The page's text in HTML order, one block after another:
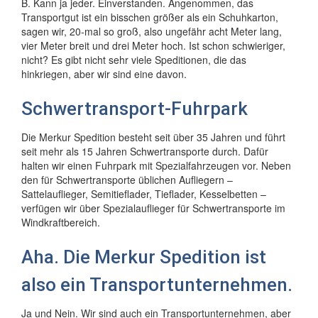
B. Kann ja jeder. Einverstanden. Angenommen, das
Transportgut ist ein bisschen größer als ein Schuhkarton,
sagen wir, 20-mal so groß, also ungefähr acht Meter lang,
vier Meter breit und drei Meter hoch. Ist schon schwieriger,
nicht? Es gibt nicht sehr viele Speditionen, die das
hinkriegen, aber wir sind eine davon.
Schwertransport-Fuhrpark
Die Merkur Spedition besteht seit über 35 Jahren und führt
seit mehr als 15 Jahren Schwertransporte durch. Dafür
halten wir einen Fuhrpark mit Spezialfahrzeugen vor. Neben
den für Schwertransporte üblichen Aufliegern –
Sattelauflieger, Semitieflader, Tieflader, Kesselbetten –
verfügen wir über Spezialauflieger für Schwertransporte im
Windkraftbereich.
Aha. Die Merkur Spedition ist
also ein Transportunternehmen.
Ja und Nein. Wir sind auch ein Transportunternehmen, aber